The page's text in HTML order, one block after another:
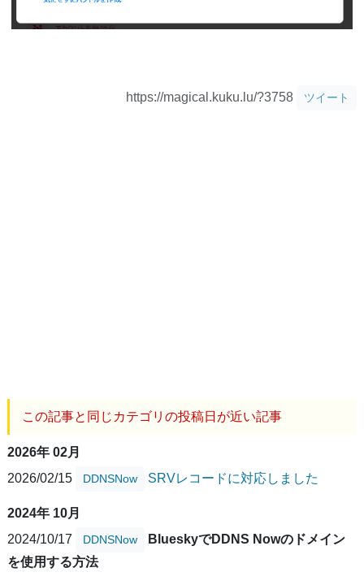
https://magical.kuku.lu/?3758 ツイート
この記事と同じカテゴリの投稿日が近い記事
2026年 02月
2026/02/15
DDNSNow SRVレコードに対応しました
2024年 10月
2024/10/17
DDNSNow
BlueskyでDDNS Nowのドメイン
を使用する方法